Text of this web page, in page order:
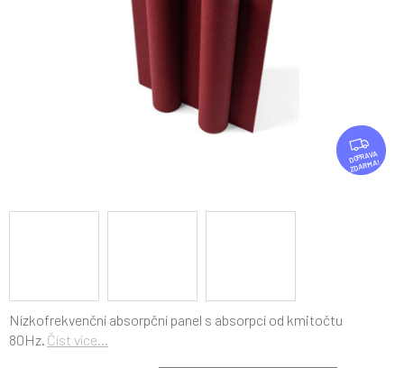
Z
D
A
ZDARMA
Nízkofrekvenční absorpční panel s absorpcí od kmitočtu
80Hz. Číst více...